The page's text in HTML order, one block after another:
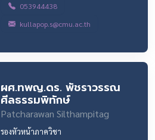
053944438
kullapop.s@cmu.ac.th
ผศ.ทพญ.ดร. พัชราวรรณ
ศีลธรรมพิทักษ์
Patcharawan Silthampitag
รองหัวหน้าภาควิชา